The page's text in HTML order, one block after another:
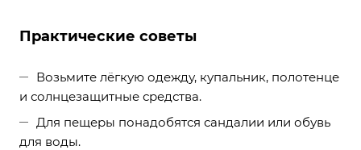
Практические советы
Возьмите лёгкую одежду, купальник, полотенце
и солнцезащитные средства.
Для пещеры понадобятся сандалии или обувь
для воды.